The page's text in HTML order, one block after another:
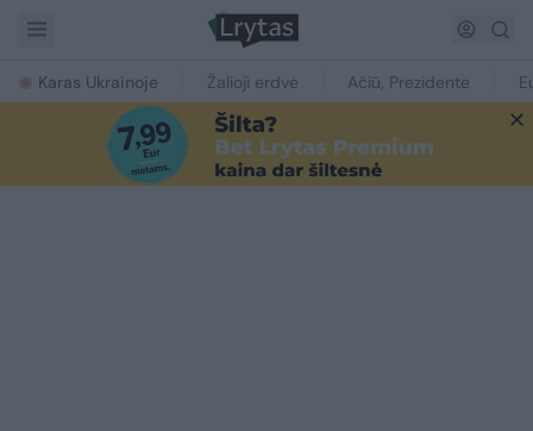
Karas Ukrainoje Žalioji erdvė Ačiū, Prezidente